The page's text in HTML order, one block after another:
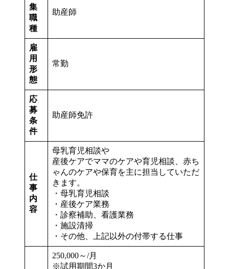
集
職
種
助産師
雇
用
形
態
常勤
応
募
条
件
助産師免許
仕
事
内
容
母乳育児相談や
産後ケアでママのケアや育児相談、赤ち
ゃんのケアや保育を主に担当していただ
きます。
・母乳育児相談
・産後ケア業務
・診察補助、看護業務
・施設清掃
・その他、上記以外の付帯する仕事
250,000～/月
※試用期間3か月